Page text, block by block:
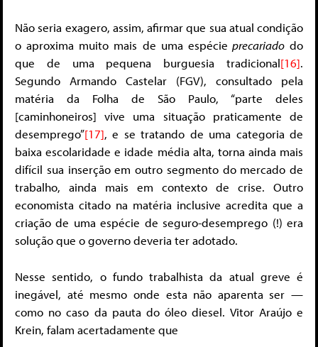
Não seria exagero, assim, afirmar que sua atual condição
o aproxima muito mais de uma espécie precariadodo
que de uma pequena burguesia tradicional[16].
Segundo Armando Castelar (FGV), consultado pela
matéria da Folha de São Paulo, “parte deles
[caminhoneiros] vive uma situação praticamente de
desemprego”[17], e se tratando de uma categoria de
baixa escolaridade e idade média alta, torna ainda mais
difícil sua inserção em outro segmento do mercado de
trabalho, ainda mais em contexto de crise. Outro
economista citado na matéria inclusive acredita que a
criação de uma espécie de seguro-desemprego (!) era
solução que o governo deveria ter adotado.
Nesse sentido, o fundo trabalhista da atual greve é
inegável, até mesmo onde esta não aparenta ser —
como no caso da pauta do óleo diesel. Vitor Araújo e
Krein, falam acertadamente que